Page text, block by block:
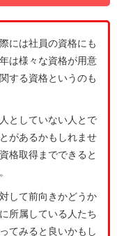
には社員の資格にも
は様々な資格が用意
する資格というのも
としていない人とで
があるかもしれませ
格取得までできると
して前向きかどうか
所属している人たち
てみると良いかもし